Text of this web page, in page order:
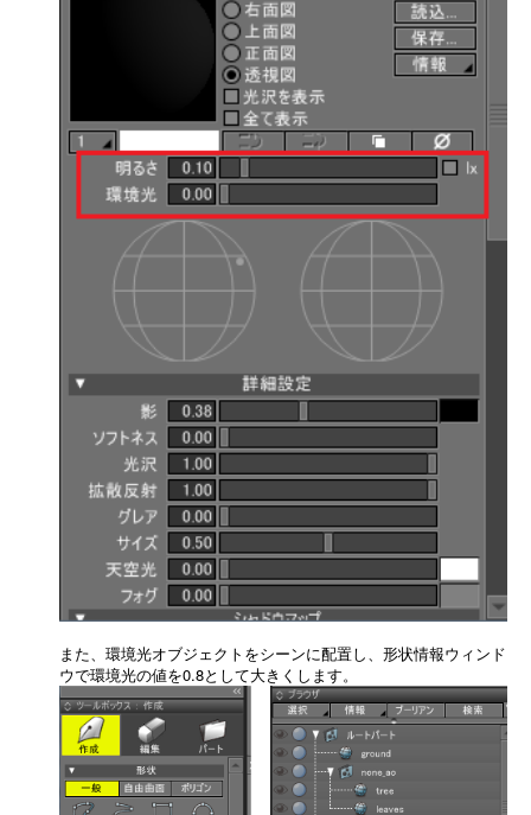
また、環境光オブジェクトをシーンに配置し、形状情報ウィンド
ウで環境光の値を0.8として大きくします。